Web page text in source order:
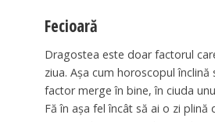
Fecioară
Dragostea este doar factorul
ziua. Așa cum horoscopul înclină
factor merge în bine, în ciuda
Fă în așa fel încât să ai o zi plină